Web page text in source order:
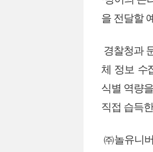
을 전달할
경찰청과
체 정보 수
식별 역량
직접 습득
㈜놀유니